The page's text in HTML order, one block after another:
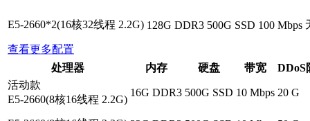
E5-2660*2(16核32线程 2.2G) 128G DDR3 500G SSD 100 Mbps
查看更多配置
处理器
内存 硬盘 带宽
DDoS
活动款
E5-2660(8核16线程 2.2G)
16G DDR3 500G SSD 10 Mbps 20 G